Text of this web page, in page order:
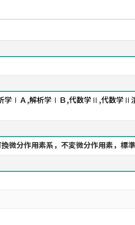
学ⅠＡ,解析学ⅠＢ,代数学Ⅱ,代数学
微分作用素系，不変微分作用素，